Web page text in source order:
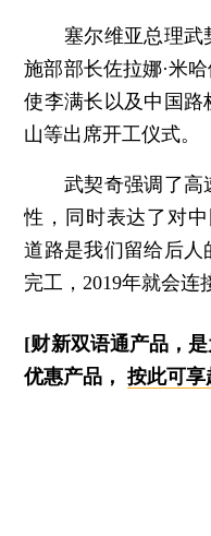
塞尔维亚总理武
施部部长佐拉娜·米
使李满长以及中国
山等出席开工仪式。
武契奇强调了高
性，同时表达了对
道路是我们留给后
完工，2019年就会连
[财新双语通产品，
优惠产品，按此可享